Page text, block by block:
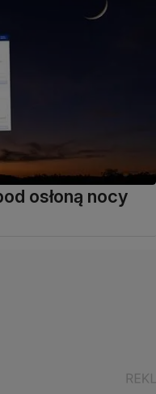
osłoną nocy